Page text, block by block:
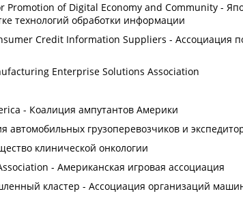
Promotion of Digital Economy and Community -
технологий обработки информации
Credit Information Suppliers - Ассоциация
Enterprise Solutions Association
- Коалиция ампутантов Америки
автомобильных грузоперевозчиков и
клинической онкологии
- Американская игровая ассоциация
кластер - Ассоциация организаций